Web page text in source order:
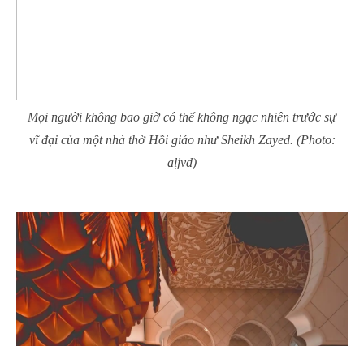
Mọi người không bao giờ có thể không ngạc nhiên trước sự
vĩ đại của một nhà thờ Hồi giáo nhưSheikh Zayed. (Photo:
aljvd)